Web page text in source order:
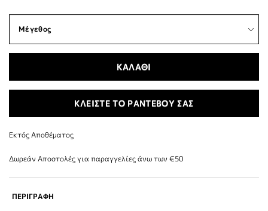
ΚΑΛΑΘΙ
ΚΛΕΙΣΤΕ ΤΟ ΡΑΝΤΕΒΟΥ ΣΑΣ
Εκτός Αποθέματος
Δωρεάν Αποστολές για παραγγελίες άνω των €50
ΠΕΡΙΓΡΑΦΗ